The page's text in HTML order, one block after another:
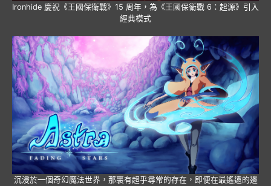
Ironhide 慶祝《王國保衛戰》15 周年，為《王國保衛戰 6：起源》引入
經典模式
沉浸於一個奇幻魔法世界，那裏有超乎尋常的存在，即便在最遙遠的邊